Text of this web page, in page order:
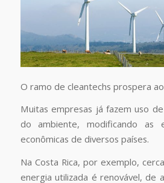
O ramo de cleantechs prospera
Muitas empresas já fazem uso
do ambiente, modificando as
econômicas de diversos países.
Na Costa Rica, por exemplo,
energia utilizada é renovável, de